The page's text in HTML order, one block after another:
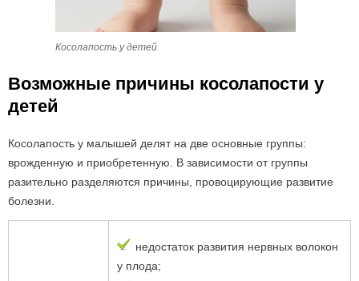
Косолапость у детей
Возможные причины косолапости у
детей
Косолапость у малышей делят на две основные группы:
врожденную и приобретенную. В зависимости от группы
разительно разделяются причины, провоцирующие развитие
болезни.
недостаток развития нервных волокон
у плода;